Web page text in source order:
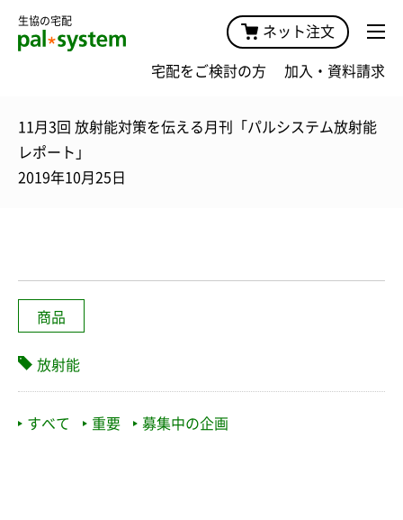
生協の宅配
ネット注文
宅配をご検討の方 加入・資料請求
11月3回 放射能対策を伝える月刊「パルシステム放射能
レポート」
2019年10月25日
商品
放射能
すべて 重要 募集中の企画